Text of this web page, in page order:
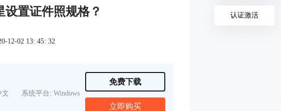
置证件照规格？
12-02 13: 45: 32
文 系统平台: Windows
免费下载
立即购买
认证激活